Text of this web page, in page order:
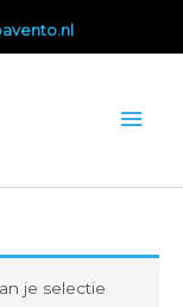
je selectie